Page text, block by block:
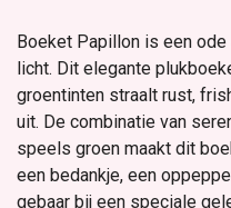
Boeket Papillon is een ode
licht. Dit elegante
groentinten straalt rust,
uit. De combinatie van
speels groen maakt dit
een bedankje, een
gebaar bij een speciale